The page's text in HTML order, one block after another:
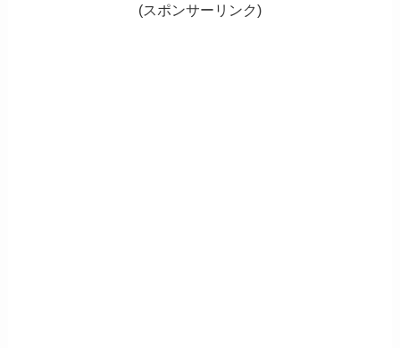
(スポンサーリンク)